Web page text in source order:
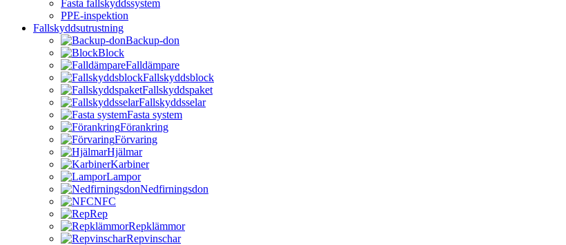
Fasta fallskyddssystem
PPE-inspektion
Fallskyddsutrustning
Backup-don
Block
Falldämpare
Fallskyddsblock
Fallskyddspaket
Fallskyddsselar
Fasta system
Förankring
Förvaring
Hjälmar
Karbiner
Lampor
Nedfirningsdon
NFC
Rep
Repklämmor
Repvinschar